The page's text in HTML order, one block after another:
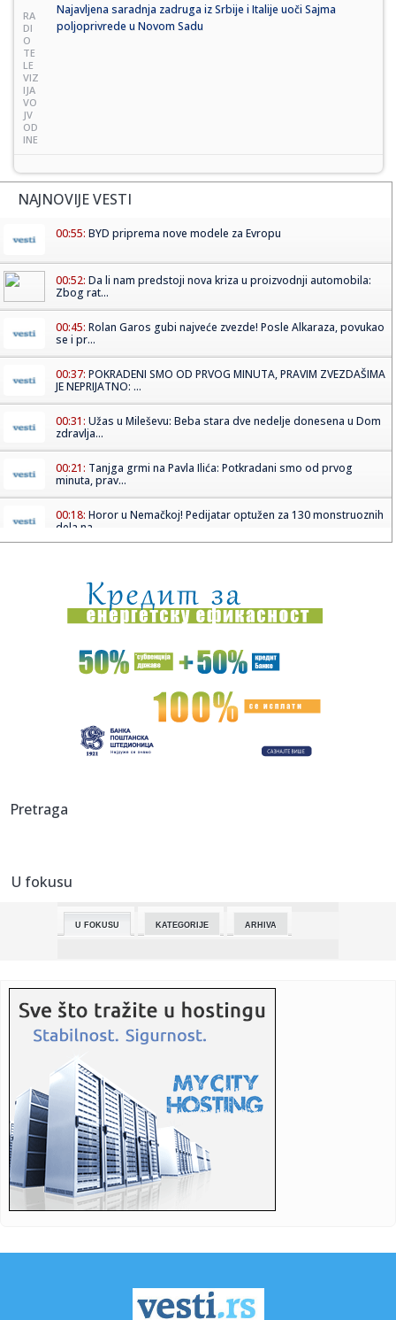
RA
DI
O
TE
LE
VIZ
IJA
VO
JV
OD
INE
Najavljena saradnja zadruga iz Srbije i Italije uoči Sajma
poljoprivrede u Novom Sadu
NAJNOVIJE VESTI
00:55: BYD priprema nove modele za Evropu
00:52: Da li nam predstoji nova kriza u proizvodnji automobila:
Zbog rat...
00:45: Rolan Garos gubi najveće zvezde! Posle Alkaraza, povukao
se i pr...
00:37: POKRADENI SMO OD PRVOG MINUTA, PRAVIM ZVEZDAŠIMA
JE NEPRIJATNO: ...
00:31: Užas u Mileševu: Beba stara dve nedelje donesena u Dom
zdravlja...
00:21: Tanjga grmi na Pavla Ilića: Potkradani smo od prvog
minuta, prav...
00:18: Horor u Nemačkoj! Pedijatar optužen za 130 monstruoznih
dela na...
00:10:BRANKO ODVEO VALENSIJU NA FAJNAL-FOR: Panatinaikos
se ugasio u Ro...
00:05:Rodrigao i Mateus "ukrali" trofej Vojvodini! Hajlajtsi
Zvezdinog ...
BAKA PRASE IZGUBIO MILIONE ZBOG CRVENE ZVEZDE: Prve
00:01:DEJAN STANKOVIĆ NIKADA EMOTIVNIJI: Trener crveno-belih
momcima, k...
23:55:
23:49: Valensija od 0:2 do 3:2 - PAO ne ide na F4 Evrolige!
23:41:Vojvodina poražena u finalu Kupa nakon izvođenja penala
23:41:ALFA I OMEGA, APSOLUTNI GOSPODAR I VLADAR SRPSKOG
FUDBALA: Crvena...
23:38:Novi električni Volkswagen Golf neće stići bar do 2030.
godine
23:30:Ekstra Nena udarila na Evroviziju: "Žene se nude kao
objekat, mu...
Vudi Harelson želi više evropskih filmskih uloga
Pretraga
U fokusu
U FOKUSU KATEGORIJE ARHIVA